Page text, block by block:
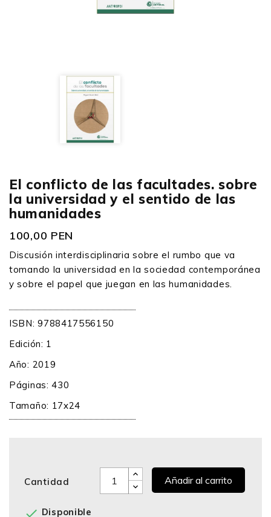
El conflicto de las facultades. sobre
la universidad y el sentido de las
humanidades
100,00 PEN
Discusión interdisciplinaria sobre el rumbo que va
tomando la universidad en la sociedad contemporánea
y sobre el papel que juegan en las humanidades.
ISBN: 9788417556150
Edición: 1
Año: 2019
Páginas: 430
Tamaño: 17x24
Cantidad Añadir al carrito
 Disponible